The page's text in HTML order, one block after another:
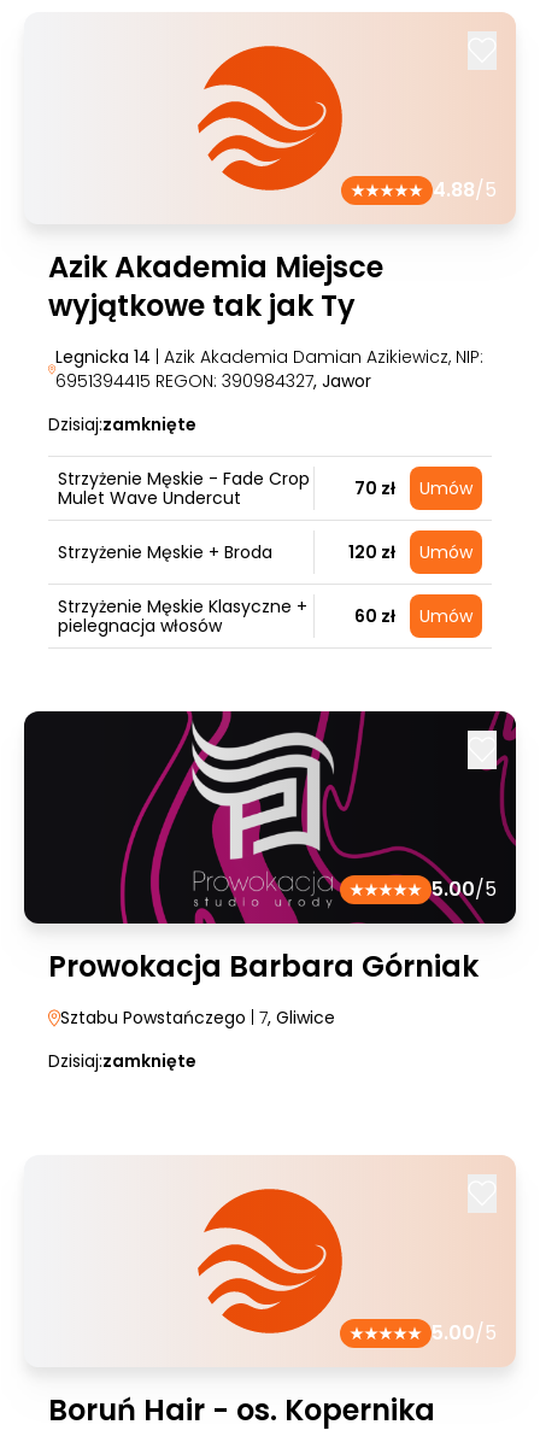
4.88/5
Azik Akademia Miejsce
wyjątkowe tak jak Ty
Legnicka 14 | Azik Akademia Damian Azikiewicz, NIP:
6951394415 REGON: 390984327, Jawor
Dzisiaj:zamknięte
Strzyżenie Męskie - Fade Crop
Mulet Wave Undercut
70 zł Umów
Strzyżenie Męskie + Broda 120 zł Umów
Strzyżenie Męskie Klasyczne +
pielegnacja włosów
60 zł Umów
5.00/5
Prowokacja Barbara Górniak
Sztabu Powstańczego | 7, Gliwice
Dzisiaj:zamknięte
5.00/5
Boruń Hair - os. Kopernika